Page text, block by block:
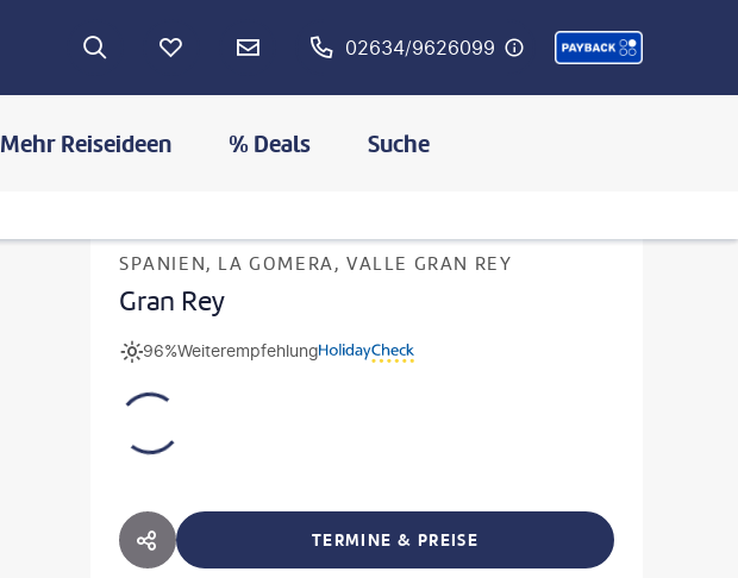
02634/9626099
Mehr Reiseideen % Deals Suche
SPANIEN, LA GOMERA, VALLE GRAN REY
Gran Rey
Weiterempfehlung
96%
HOTEL TEILEN TERMINE & PREISE